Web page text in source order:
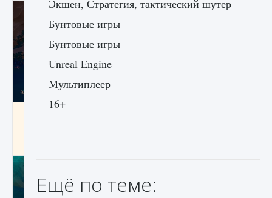
Экшен, Стратегия, тактический шутер
Бунтовые игры
Бунтовые игры
Unreal Engine
Мультиплеер
16+
Ещё по теме: